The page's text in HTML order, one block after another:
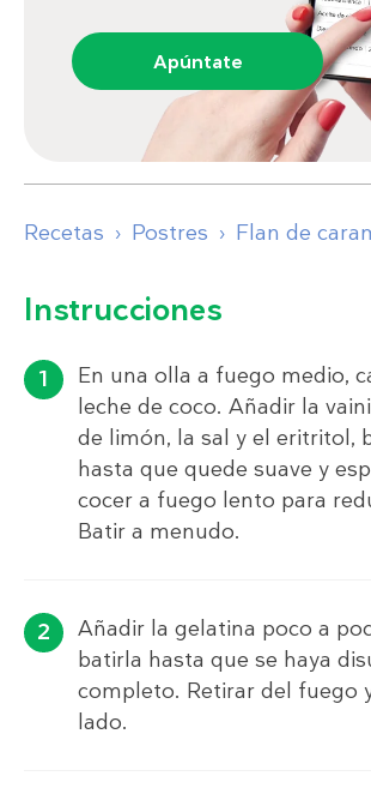
Apúntate
Recetas Postres Flan de caramelo
Instrucciones
En una olla a fuego medio,
leche de coco. Añadir la
de limón, la sal y el eritritol,
hasta que quede suave y
cocer a fuego lento para
Batir a menudo.
Añadir la gelatina poco a
batirla hasta que se haya
completo. Retirar del fuego
lado.